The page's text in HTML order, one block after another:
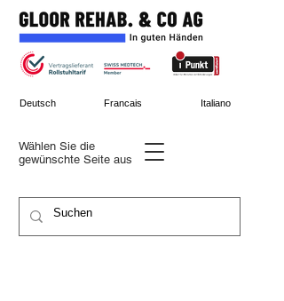
Wählen Sie die
gewünschte Seite aus
Deutsch Francais Italiano